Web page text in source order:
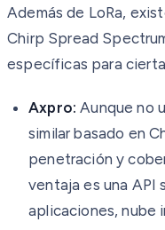
Además de LoRa,
Chirp Spread
específicas para
Axpro: Aunque no
similar basado en
penetración y
ventaja es una API
aplicaciones, nube